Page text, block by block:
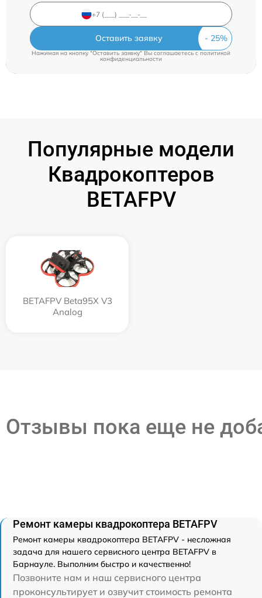
Оставить заявку
Нажимая на кнопку "Оставить заявку" Вы соглашаетесь c политикой
конфиденциальности
Популярные модели
Квадрокоптеров
BETAFPV
BETAFPV Beta95X V3
Analog
Отзывы пока еще не
Ремонт камеры квадрокоптера BETAFPV
Ремонт камеры квадрокоптера BETAFPV - несложная
задача для нашего сервисного центра BETAFPV в
Барнауле. Выполним быстро и качественно!
Позвоните нам и наш сервисного центра
проконсультирует и озвучит стоимость ремонта